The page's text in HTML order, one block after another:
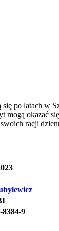
po latach w
okazać
racji
8384-9